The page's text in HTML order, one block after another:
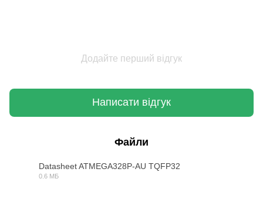
Додайте перший відгук
Написати відгук
Файли
Datasheet ATMEGA328P-AU TQFP32
0.6 МБ